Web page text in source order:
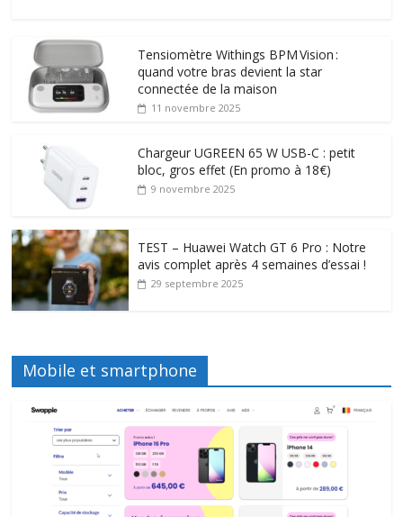
Tensiomètre Withings BPM Vision :
quand votre bras devient la star
connectée de la maison
11 novembre 2025
Chargeur UGREEN 65 W USB-C : petit
bloc, gros effet (En promo à 18€)
9 novembre 2025
TEST – Huawei Watch GT 6 Pro : Notre
avis complet après 4 semaines d’essai !
29 septembre 2025
Mobile et smartphone